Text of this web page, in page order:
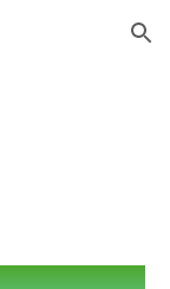
Skip to navigation